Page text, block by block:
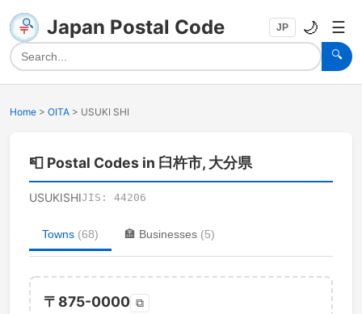
Japan Postal Code
🔍
JP 🌙 ☰
Home > OITA > USUKI SHI
📮 Postal Codes in 臼杵市, 大分県
USUKISHIJIS: 44206
Towns (68) 🏣 Businesses (5)
〒 875-0000 ⧉